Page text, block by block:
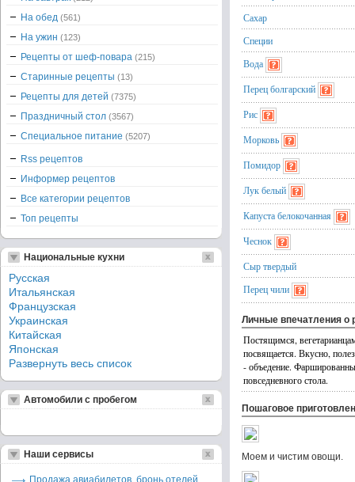
Сахар
Специи
Вода
Перец болгарский
Рис
Морковь
Помидор
Лук белый
Капуста белокочанная
Чеснок
Сыр твердый
Перец чили
Личные впечатления о
Постящимся,
посвящается. Вкусно,
- объедение.
повседневного стола.
Пошаговое
Моем и чистим овощи.
На обед (561)
На ужин (123)
Рецепты от шеф-повара (215)
Старинные рецепты (13)
Рецепты для детей (7375)
Праздничный стол (3567)
Специальное питание (5207)
Rss рецептов
Информер рецептов
Все категории рецептов
Топ рецепты
Национальные кухни
Русская
Итальянская
Французская
Украинская
Китайская
Японская
Развернуть весь список
Автомобили с пробегом
Наши сервисы
Продажа авиабилетов, бронь отелей